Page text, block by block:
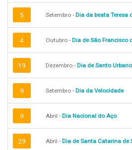
5 Setembro - Dia da beata Teresa
4 Outubro - Dia de São Francisco
19 Dezembro - Dia de Santo
9 Setembro - Dia da Velocidade
9 Abril - Dia Nacional do Aço
29 Abril - Dia de Santa Catarina de